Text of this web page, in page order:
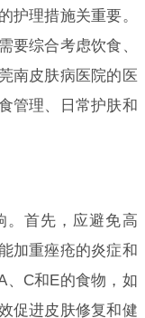
护理措施关重要。
要综合考虑饮食、
南皮肤病医院的医
管理、日常护肤和
。首先，应避免高
加重痤疮的炎症和
、C和E的食物，如
促进皮肤修复和健